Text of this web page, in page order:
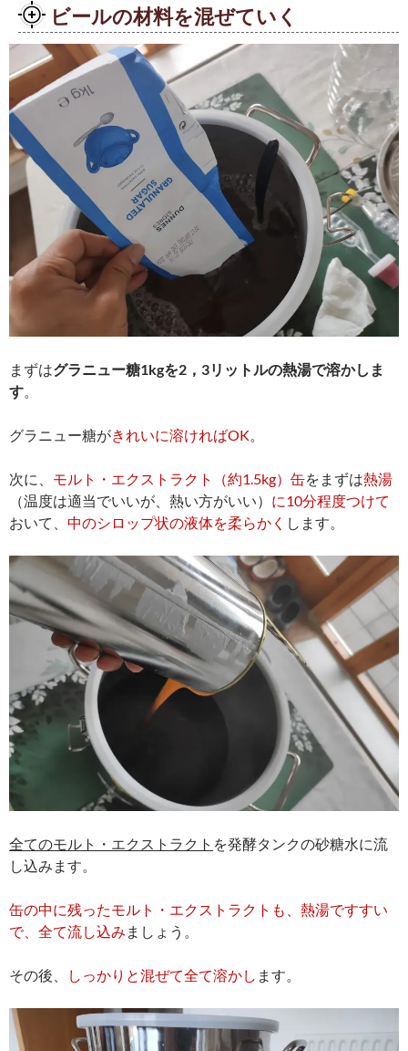
ビールの材料を混ぜていく
まずはグラニュー糖1kgを2，3リットルの熱湯で溶かしま
す。
グラニュー糖がきれいに溶ければOK。
次に、 モルト・エクストラクト（約1.5kg）缶をまずは熱湯
（温度は適当でいいが、熱い方がいい） に10分程度つけて
おいて、 中のシロップ状の液体を柔らかく します。
全てのモルト・エクストラクト を発酵タンクの砂糖水に流
し込みます。
缶の中に残ったモルト・エクストラクトも、熱湯ですすい
で、全て流し込み ましょう。
その後、 しっかりと混ぜて全て溶かし ます。